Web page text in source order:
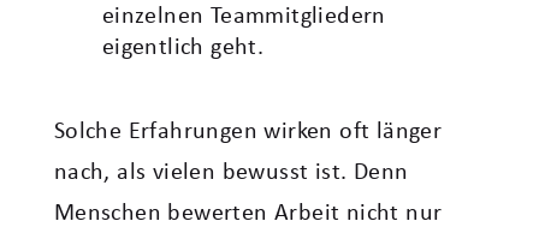
einzelnen Teammitgliedern
eigentlich geht.
Solche Erfahrungen wirken oft länger
nach, als vielen bewusst ist. Denn
Menschen bewerten Arbeit nicht nur